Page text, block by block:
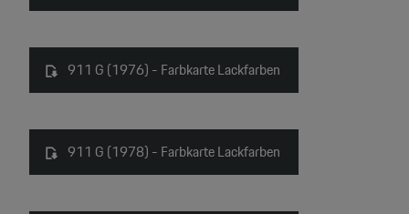
911 G (1976) - Farbkarte Lackfarben
911 G (1978) - Farbkarte Lackfarben